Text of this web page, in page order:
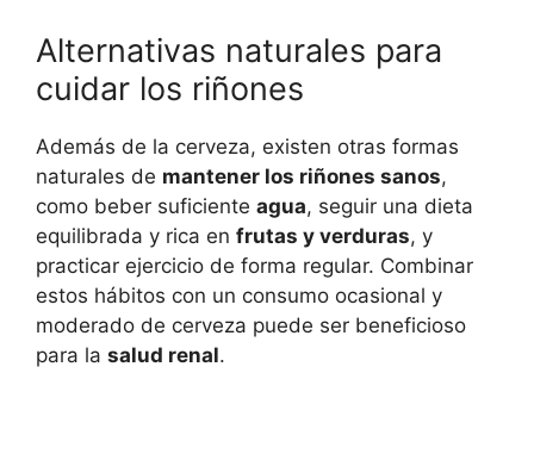
Alternativas naturales para
cuidar los riñones
Además de la cerveza, existen otras formas
naturales de mantener los riñones sanos,
como beber suficiente agua, seguir una dieta
equilibrada y rica en frutas y verduras, y
practicar ejercicio de forma regular. Combinar
estos hábitos con un consumo ocasional y
moderado de cerveza puede ser beneficioso
para la salud renal.